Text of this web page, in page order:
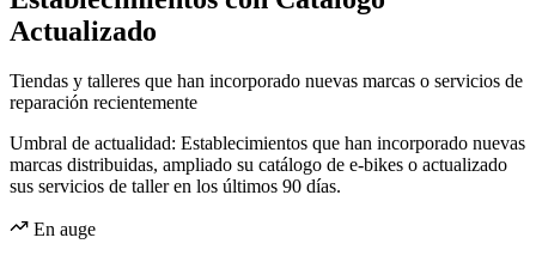
Actualizado
Tiendas y talleres que han incorporado nuevas marcas o servicios de
reparación recientemente
Umbral de actualidad: Establecimientos que han incorporado nuevas
marcas distribuidas, ampliado su catálogo de e-bikes o actualizado
sus servicios de taller en los últimos 90 días.
En auge